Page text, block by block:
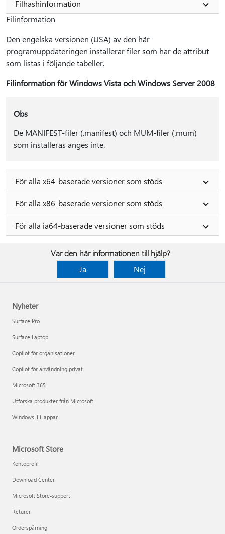
Filhashinformation
Filinformation
Den engelska versionen (USA) av den här
programuppdateringen installerar filer som har de attribut
som listas i följande tabeller.
Filinformation för Windows Vista och Windows Server 2008
Obs
De MANIFEST-filer (.manifest) och MUM-filer (.mum)
som installeras anges inte.
För alla x64-baserade versioner som stöds
För alla x86-baserade versioner som stöds
För alla ia64-baserade versioner som stöds
Var den här informationen till hjälp?
Ja
Nej
Nyheter
Surface Pro
Surface Laptop
Copilot för organisationer
Copilot för användning privat
Microsoft 365
Utforska produkter från Microsoft
Windows 11-appar
Microsoft Store
Kontoprofil
Download Center
Microsoft Store-support
Returer
Orderspårning